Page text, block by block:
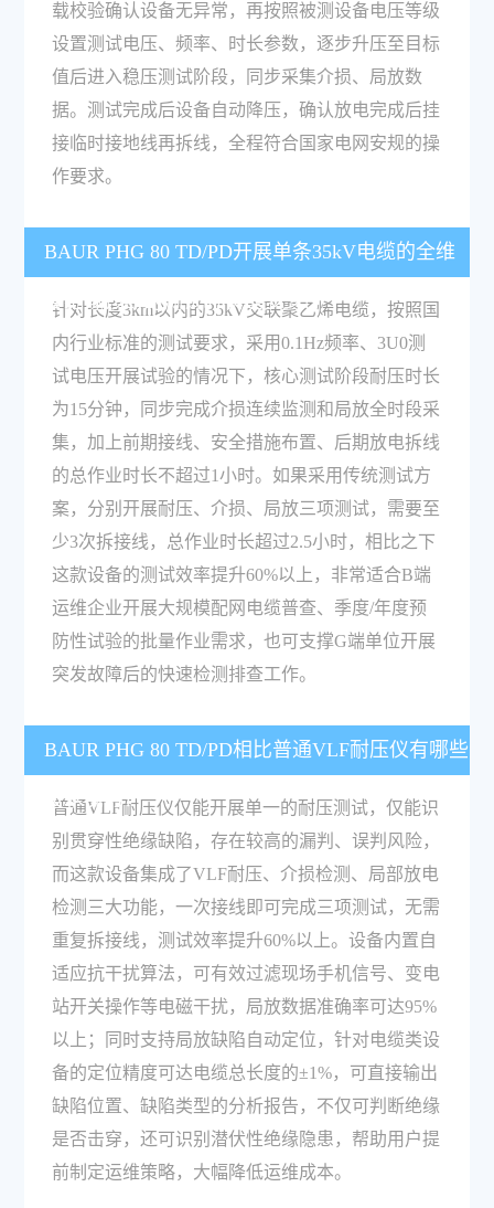
载校验确认设备无异常，再按照被测设备电压等级
设置测试电压、频率、时长参数，逐步升压至目标
值后进入稳压测试阶段，同步采集介损、局放数
据。测试完成后设备自动降压，确认放电完成后挂
接临时接地线再拆线，全程符合国家电网安规的操
作要求。
BAUR PHG 80 TD/PD开展单条35kV电缆的全维
度绝缘诊断的测试时长是多少？
针对长度3km以内的35kV交联聚乙烯电缆，按照国
内行业标准的测试要求，采用0.1Hz频率、3U0测
试电压开展试验的情况下，核心测试阶段耐压时长
为15分钟，同步完成介损连续监测和局放全时段采
集，加上前期接线、安全措施布置、后期放电拆线
的总作业时长不超过1小时。如果采用传统测试方
案，分别开展耐压、介损、局放三项测试，需要至
少3次拆接线，总作业时长超过2.5小时，相比之下
这款设备的测试效率提升60%以上，非常适合B端
运维企业开展大规模配网电缆普查、季度/年度预
防性试验的批量作业需求，也可支撑G端单位开展
突发故障后的快速检测排查工作。
BAUR PHG 80 TD/PD相比普通VLF耐压仪有哪些
技术优势？
普通VLF耐压仪仅能开展单一的耐压测试，仅能识
别贯穿性绝缘缺陷，存在较高的漏判、误判风险，
而这款设备集成了VLF耐压、介损检测、局部放电
检测三大功能，一次接线即可完成三项测试，无需
重复拆接线，测试效率提升60%以上。设备内置自
适应抗干扰算法，可有效过滤现场手机信号、变电
站开关操作等电磁干扰，局放数据准确率可达95%
以上；同时支持局放缺陷自动定位，针对电缆类设
备的定位精度可达电缆总长度的±1%，可直接输出
缺陷位置、缺陷类型的分析报告，不仅可判断绝缘
是否击穿，还可识别潜伏性绝缘隐患，帮助用户提
前制定运维策略，大幅降低运维成本。